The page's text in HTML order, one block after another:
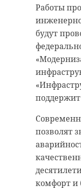
Работы
будут
позволят
комфорт и
пернатых
пернатым
путь!», -
пожелал
области
недели.
photo/
погода в
погода